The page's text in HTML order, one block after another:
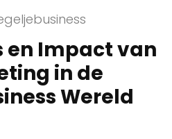
en Impact van
in de
Wereld